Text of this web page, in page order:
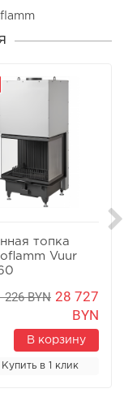
топка
Vuur
226 BYN 28 727
BYN
В корзину
Купить в 1 клик